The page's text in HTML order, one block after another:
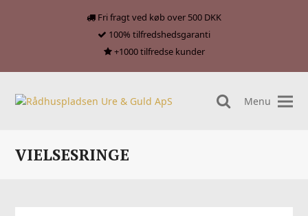
Fri fragt ved køb over 500 DKK
100% tilfredshedsgaranti
+1000 tilfredse kunder
search
Menu
VIELSESRINGE